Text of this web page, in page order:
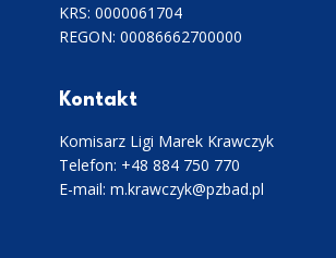
KRS: 0000061704
REGON: 00086662700000
Kontakt
Komisarz Ligi Marek Krawczyk
Telefon: +48 884 750 770
E-mail: m.krawczyk@pzbad.pl